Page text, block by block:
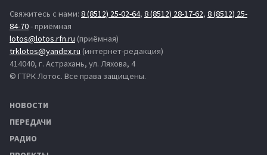
Свяжитесь с нами: 8 (8512) 25-02-64, 8 (8512) 28-17-62, 8 (8512) 25-
84-70- приёмная
lotos@lotos.rfn.ru (приёмная)
trklotos@yandex.ru (интернет-редакция)
414040, г. Астрахань, ул. Ляхова, 4
© ГТРК Лотос. Все права защищены.
НОВОСТИ
ПЕРЕДАЧИ
РАДИО